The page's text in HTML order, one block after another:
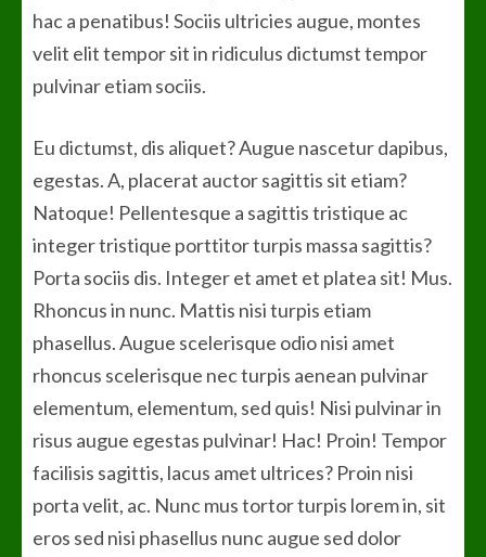
hac a penatibus! Sociis ultricies augue, montes
velit elit tempor sit in ridiculus dictumst tempor
pulvinar etiam sociis.
Eu dictumst, dis aliquet? Augue nascetur dapibus,
egestas. A, placerat auctor sagittis sit etiam?
Natoque! Pellentesque a sagittis tristique ac
integer tristique porttitor turpis massa sagittis?
Porta sociis dis. Integer et amet et platea sit! Mus.
Rhoncus in nunc. Mattis nisi turpis etiam
phasellus. Augue scelerisque odio nisi amet
rhoncus scelerisque nec turpis aenean pulvinar
elementum, elementum, sed quis! Nisi pulvinar in
risus augue egestas pulvinar! Hac! Proin! Tempor
facilisis sagittis, lacus amet ultrices? Proin nisi
porta velit, ac. Nunc mus tortor turpis lorem in, sit
eros sed nisi phasellus nunc augue sed dolor